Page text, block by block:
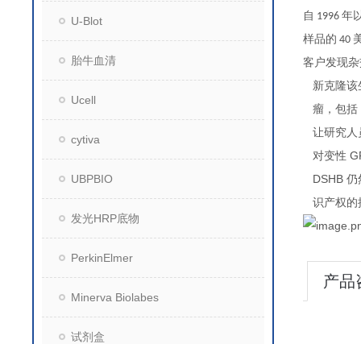
U-Blot
胎牛血清
Ucell
cytiva
UBPBIO
发光HRP底物
PerkinElmer
Minerva Biolabes
试剂盒
自 1996 年
样品的 40
客户发现
新克隆
瘤，包括
让研究人
对变性
DSHB 仍
识产权的
产品